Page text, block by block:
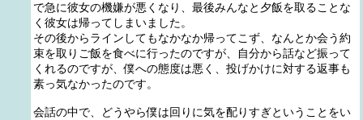
で急に彼女の機嫌が悪くなり、最後みんなと夕飯を取ることな
く彼女は帰ってしまいました。
その後からラインしてもなかなか帰ってこず、なんとか会う約
束を取りご飯を食べに行ったのですが、自分から話など振って
くれるのですが、僕への態度は悪く、投げかけに対する返事も
素っ気なかったのです。
会話の中で、どうやら僕は回りに気を配りすぎということをい